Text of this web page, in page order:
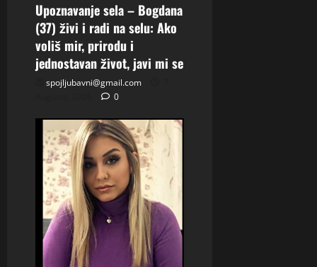
Upoznavanje sela – Bogdana
(37) živi i radi na selu: Ako
voliš mir, prirodu i
jednostavan život, javi mi se
spojljubavni@gmail.com
0